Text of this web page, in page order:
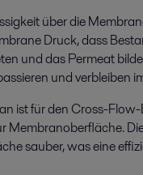
über die
Druck, dass
und das Permeat
und verbleiben
ist für den Cross-
Membranoberfläche.
sauber, was eine